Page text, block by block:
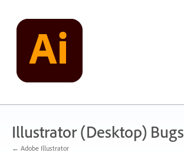
content
Illustrator (Desktop) Bugs
← Adobe Illustrator